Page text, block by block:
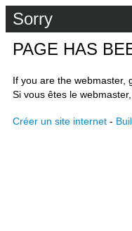
Sorry
PAGE HAS
If you are the webmaster,
Si vous êtes le
Créer un site internet -